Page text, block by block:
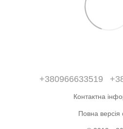
+380966633519
Контактна
Повна версія